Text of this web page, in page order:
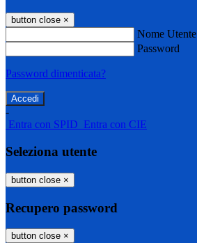
button close ×
Nome Utente
Password
Password dimenticata?
-
Entra con SPID Entra con CIE
Seleziona utente
button close ×
Recupero password
button close ×